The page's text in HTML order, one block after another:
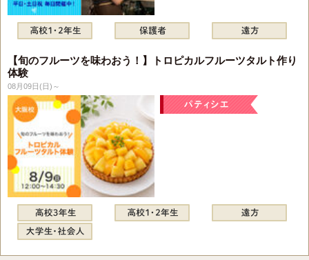
【旬のフルーツを味わおう！】トロピカルフルーツタルト作り
体験
08月09日(日)～